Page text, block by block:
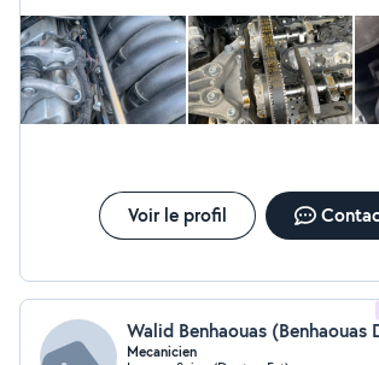
fait preuve de patience car les voitures sans
galère pour changer les pièces . Encore un grand merci et vous
pouvez le contacter les yeux fermés !
Voir le profil
Walid Benhaouas (Benhaouas
Mecanicien